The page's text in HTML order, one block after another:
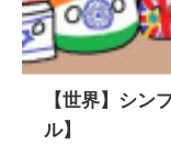
【世界】シン
ル】